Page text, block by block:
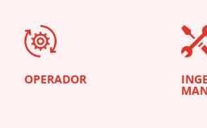
OPERADOR